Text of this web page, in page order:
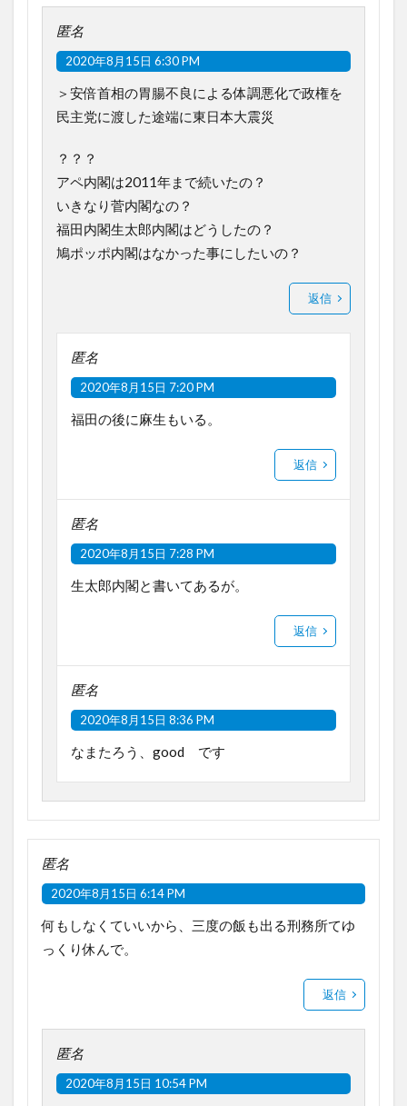
匿名
2020年8月15日 6:30 PM
＞安倍首相の胃腸不良による体調悪化で政権を
民主党に渡した途端に東日本大震災
？？？
アペ内閣は2011年まで続いたの？
いきなり菅内閣なの？
福田内閣生太郎内閣はどうしたの？
鳩ポッポ内閣はなかった事にしたいの？
返信
匿名
2020年8月15日 7:20 PM
福田の後に麻生もいる。
返信
匿名
2020年8月15日 7:28 PM
生太郎内閣と書いてあるが。
返信
匿名
2020年8月15日 8:36 PM
なまたろう、good です
匿名
2020年8月15日 6:14 PM
何もしなくていいから、三度の飯も出る刑務所てゆ
っくり休んで。
返信
匿名
2020年8月15日 10:54 PM